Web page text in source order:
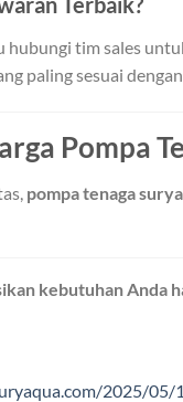
hubungi tim sales
paling sesuai
Pompa
pompa tenaga
kebutuhan Anda
2025/